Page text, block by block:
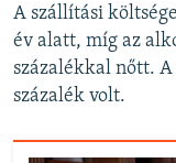
A szállítási
év alatt, míg az
százalékkal nőtt.
százalék volt.